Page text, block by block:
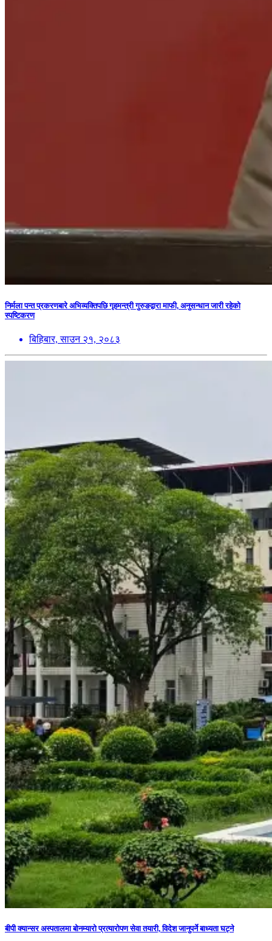
निर्मला पन्त प्रकरणबारे अभिव्यक्तिपछि गृहमन्त्री गुरुङद्वारा माफी, अनुसन्धान जारी रहेको
स्पष्टिकरण
बिहिबार, साउन २१, २०८३
बीपी क्यान्सर अस्पतालमा बोनम्यारो प्रत्यारोपण सेवा तयारी, विदेश जानुपर्ने बाध्यता घट्ने